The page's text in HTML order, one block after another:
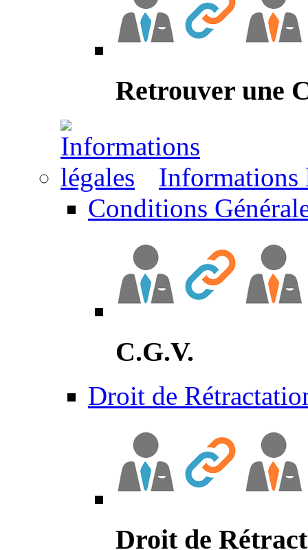
Retrouver une
Informations
Conditions
C.G.V.
Droit de
Droit de